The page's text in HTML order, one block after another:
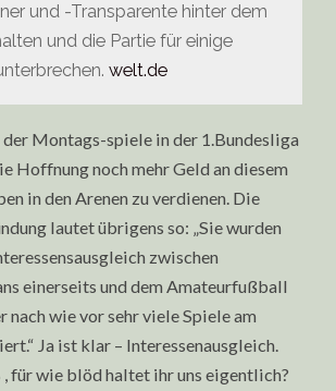
und -Transparente hinter dem
und die Partie für einige
welt.de
der Montags-spiele in der 1.Bundesliga
Hoffnung noch mehr Geld an diesem
in den Arenen zu verdienen. Die
lautet übrigens so: „Sie wurden
zwischen
einerseits und dem Amateurfußball
nach wie vor sehr viele Spiele am
Ja ist klar – Interessenausgleich.
für wie blöd haltet ihr uns eigentlich?